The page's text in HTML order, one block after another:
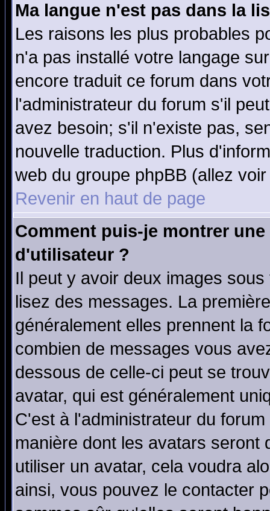
Ma langue n'est pas dans la
Les raisons les plus probables
n'a pas installé votre langage
encore traduit ce forum dans
l'administrateur du forum s'il
avez besoin; s'il n'existe pas,
nouvelle traduction. Plus
web du groupe phpBB (allez
Revenir en haut de page
Comment puis-je montrer
d'utilisateur ?
Il peut y avoir deux images
lisez des messages. La
généralement elles prennent la
combien de messages vous
dessous de celle-ci peut se
avatar, qui est généralement
C'est à l'administrateur du
manière dont les avatars seront
utiliser un avatar, cela voudra
ainsi, vous pouvez le contacter